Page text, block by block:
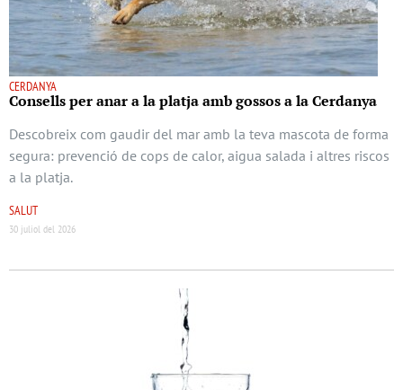
CERDANYA
Consells per anar a la platja amb gossos a la Cerdanya
Descobreix com gaudir del mar amb la teva mascota de forma
segura: prevenció de cops de calor, aigua salada i altres riscos
a la platja.
SALUT
30 juliol del 2026